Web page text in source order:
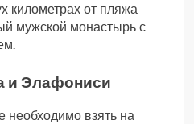
километрах от пляжа
мужской монастырь с
и Элафониси
необходимо взять на